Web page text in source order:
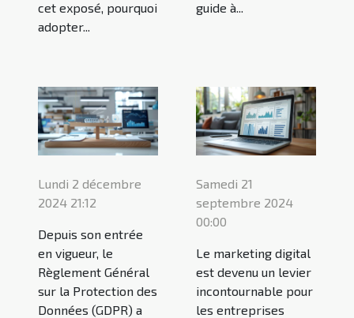
cet exposé, pourquoi
adopter...
guide à...
Lundi 2 décembre
2024 21:12
Depuis son entrée
en vigueur, le
Règlement Général
sur la Protection des
Données (GDPR) a
Samedi 21
septembre 2024
00:00
Le marketing digital
est devenu un levier
incontournable pour
les entreprises